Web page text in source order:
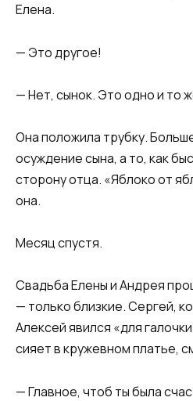
Елена.​
​— Это другое!​
​— Нет, сынок. Это одно и то
​Она положила трубку.
осуждение сына, а то, как
сторону отца. «Яблоко от
она.​
​Месяц спустя.​
​Свадьба Елены и Андрея
— только близкие. Сергей,
Алексей явился «для
сияет в кружевном платье,
​— Главное, чтоб ты была